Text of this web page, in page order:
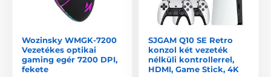
Wozinsky WMGK-7200
Vezetékes optikai
gaming egér 7200 DPI,
fekete
SJGAM Q10 SE Retro
konzol két vezeték
nélküli kontrollerrel,
HDMI, Game Stick, 4K